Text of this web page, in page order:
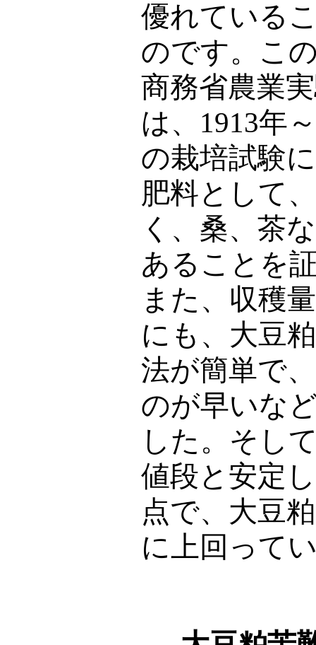
優れている
のです。こ
商務省農業
は、 1913年～
の栽培試験
肥料として
く、桑、茶
あることを
また、収穫
にも、大豆
法が簡単で
のが早いな
した。そし
値段と安定
点で、大豆
に上回って